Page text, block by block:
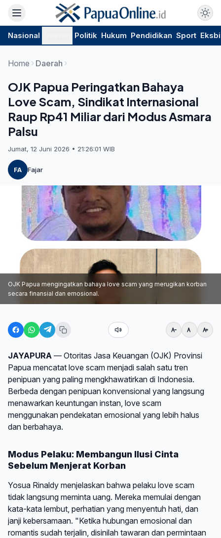
Nasional Politik Hukum Pendidikan Sport
Home Daerah
OJK Papua Peringatkan Bahaya
Love Scam, Sindikat Internasional
Raup Rp41 Miliar dari Modus Asmara
Palsu
Jumat, 12 Juni 2026 • 21:26:01 WIB
FA Fajar
OJK Papua mengingatkan bahaya love scam yang merugikan korban
secara finansial dan emosional.
JAYAPURA — Otoritas Jasa Keuangan (OJK) Provinsi
Papua mencatat love scam menjadi salah satu tren
penipuan yang paling mengkhawatirkan di Indonesia.
Berbeda dengan penipuan konvensional yang langsung
menawarkan keuntungan instan, love scam
menggunakan pendekatan emosional yang lebih halus
dan berbahaya.
Modus Pelaku: Membangun Ilusi Cinta
Sebelum Menjerat Korban
Yosua Rinaldy menjelaskan bahwa pelaku love scam
tidak langsung meminta uang. Mereka memulai dengan
kata-kata lembut, perhatian yang menyentuh hati, dan
janji kebersamaan. "Ketika hubungan emosional dan
romantis sudah terjalin, disinilah tawaran dan permintaan